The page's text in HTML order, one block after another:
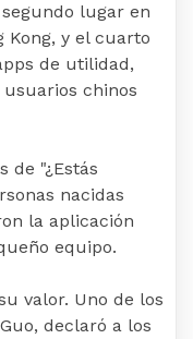
lugar en
Kong, y el cuarto
de utilidad,
chinos
de "¿Estás
nacidas
la aplicación
equipo.
valor. Uno de los
declaró a los